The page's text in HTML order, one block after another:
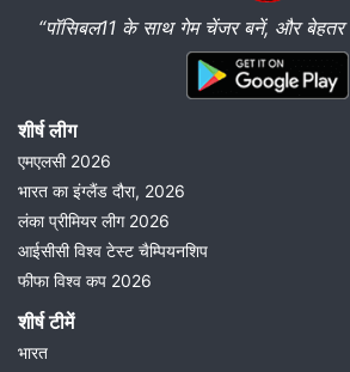
“पॉसिबल11 के साथ गेम चेंजर बनें, और बेहतर
शीर्ष लीग
एमएलसी 2026
भारत का इंग्लैंड दौरा, 2026
लंका प्रीमियर लीग 2026
आईसीसी विश्व टेस्ट चैम्पियनशिप
फीफा विश्व कप 2026
शीर्ष टीमें
भारत